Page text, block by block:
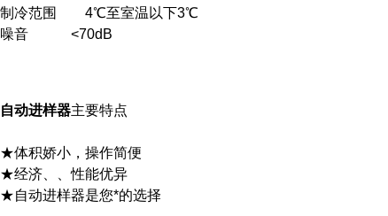
制冷范围 4℃至室温以下3℃
噪音 <70dB
自动进样器主要特点
★体积娇小，操作简便
★经济、、性能优异
★自动进样器是您*的选择